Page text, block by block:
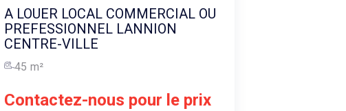
A LOUER LOCAL COMMERCIAL OU
PREFESSIONNEL LANNION
CENTRE-VILLE
45 m²
Contactez-nous pour le prix